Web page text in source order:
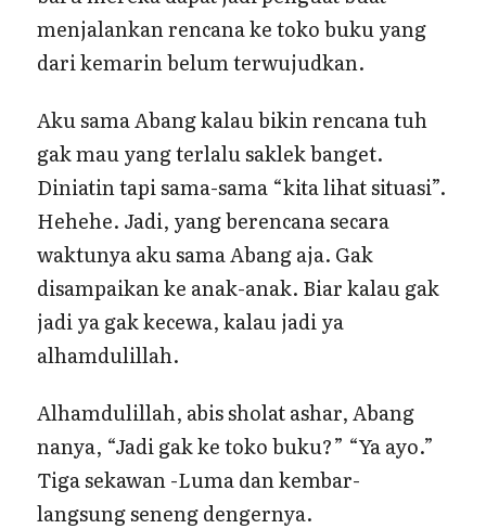
menjalankan rencana ke toko buku yang
dari kemarin belum terwujudkan.
Aku sama Abang kalau bikin rencana tuh
gak mau yang terlalu saklek banget.
Diniatin tapi sama-sama “kita lihat situasi”.
Hehehe. Jadi, yang berencana secara
waktunya aku sama Abang aja. Gak
disampaikan ke anak-anak. Biar kalau gak
jadi ya gak kecewa, kalau jadi ya
alhamdulillah.
Alhamdulillah, abis sholat ashar, Abang
nanya, “Jadi gak ke toko buku?” “Ya ayo.”
Tiga sekawan -Luma dan kembar-
langsung seneng dengernya.